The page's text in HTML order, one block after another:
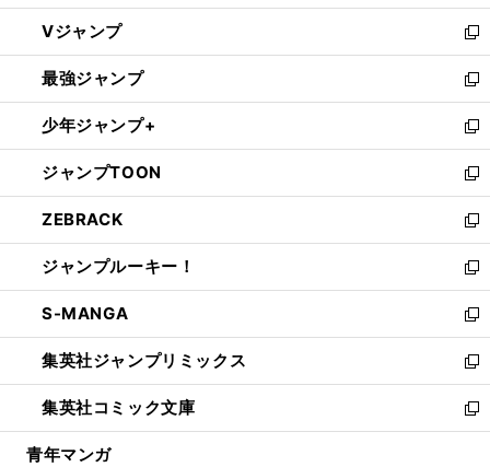
ウ
ィ
ン
ド
ウ
で
開
く
し
い
ウ
ィ
ン
ド
ウ
で
開
く
Vジャンプ
新
し
い
ウ
ィ
ン
ド
ウ
で
開
く
最強ジャンプ
新
し
い
ウ
ィ
ン
ド
ウ
で
開
く
少年ジャンプ+
新
し
い
ウ
ィ
ン
ド
ウ
で
開
く
ジャンプTOON
新
し
い
ウ
ィ
ン
ド
ウ
で
開
く
ZEBRACK
新
し
い
ウ
ィ
ン
ド
ウ
で
開
ジャンプルーキー！
新
し
い
ウ
ィ
ン
ド
ウ
S-MANGA
新
し
い
ウ
ィ
ン
集英社ジャンプリミックス
新
し
い
ウ
集英社コミック文庫
新
し
青年マンガ